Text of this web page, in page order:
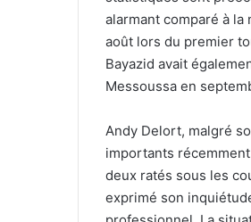
alarmant comparé à
août lors du premier
Bayazid avait
Messoussa en
Andy Delort, malgré
importants
deux ratés sous les
exprimé son